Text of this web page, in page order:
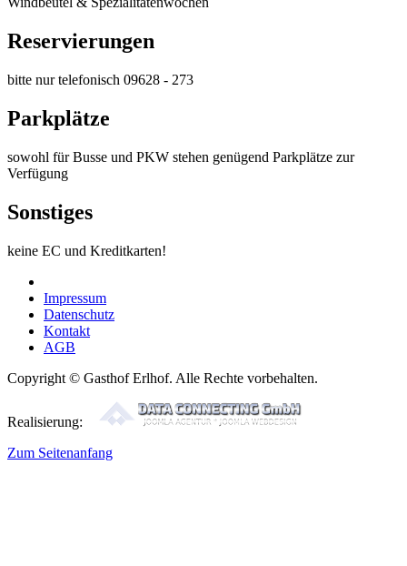
Reservierungen
bitte nur telefonisch 09628 - 273
Parkplätze
sowohl für Busse und PKW stehen genügend Parkplätze zur
Verfügung
Sonstiges
keine EC und Kreditkarten!
Impressum
Datenschutz
Kontakt
AGB
Copyright © Gasthof Erlhof. Alle Rechte vorbehalten.
Realisierung:
Zum Seitenanfang